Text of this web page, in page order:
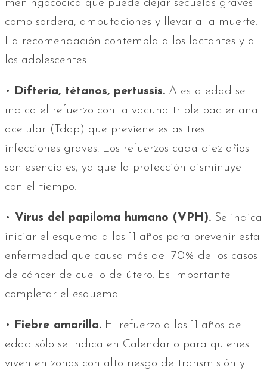
meningocócica que puede dejar secuelas graves
como sordera, amputaciones y llevar a la muerte.
La recomendación contempla a los lactantes y a
los adolescentes.
• Difteria, tétanos, pertussis. A esta edad se
indica el refuerzo con la vacuna triple bacteriana
acelular (Tdap) que previene estas tres
infecciones graves. Los refuerzos cada diez años
son esenciales, ya que la protección disminuye
con el tiempo.
• Virus del papiloma humano (VPH). Se indica
iniciar el esquema a los 11 años para prevenir esta
enfermedad que causa más del 70% de los casos
de cáncer de cuello de útero. Es importante
completar el esquema.
• Fiebre amarilla. El refuerzo a los 11 años de
edad sólo se indica en Calendario para quienes
viven en zonas con alto riesgo de transmisión y